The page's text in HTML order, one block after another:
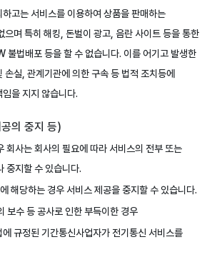
고는 서비스를 이용하여 상품을 판매하는
으며 특히 해킹, 돈벌이 광고, 음란 사이트 등을 통한
불법배포 등을 할 수 없습니다. 이를 어기고 발생한
손실, 관계기관에 의한 구속 등 법적 조치등에
을 지지 않습니다.
의 중지 등)
회사는 회사의 필요에 따라 서비스의 전부 또는
중지할 수 있습니다.
해당하는 경우 서비스 제공을 중지할 수 있습니다.
보수 등 공사로 인한 부득이한 경우
규정된 기간통신사업자가 전기통신 서비스를